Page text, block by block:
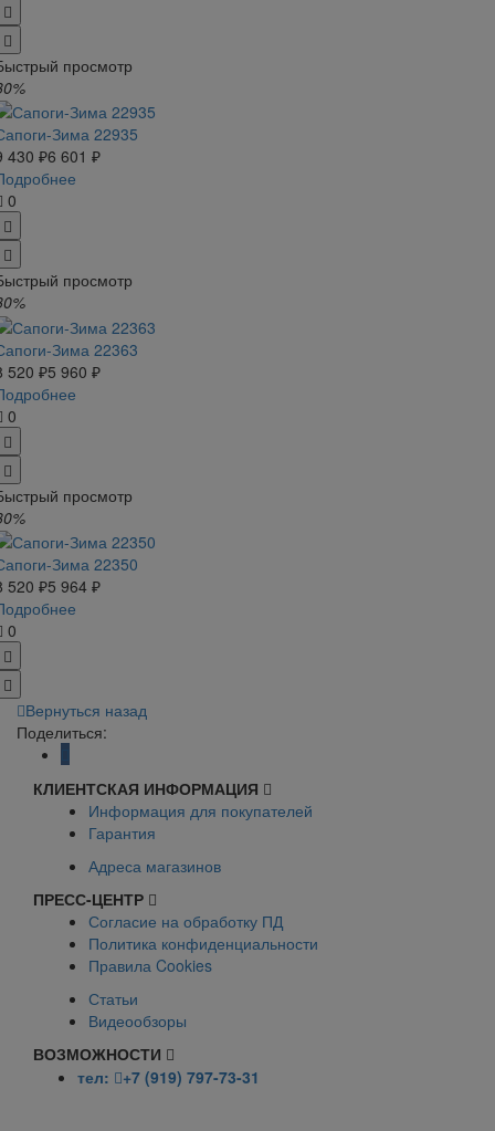
просмотр
Зима 22935
430 ₽6 601 ₽
0
просмотр
Зима 22363
520 ₽5 960 ₽
0
просмотр
Зима 22350
520 ₽5 964 ₽
0
Вернуться назад
Поделиться:
КЛИЕНТСКАЯ ИНФОРМАЦИЯ
Информация для покупателей
Гарантия
Адреса магазинов
ПРЕСС-ЦЕНТР
Согласие на обработку ПД
Политика конфиденциальности
Правила Cookies
Статьи
Видеообзоры
ВОЗМОЖНОСТИ
тел:
+7 (919) 797-73-31